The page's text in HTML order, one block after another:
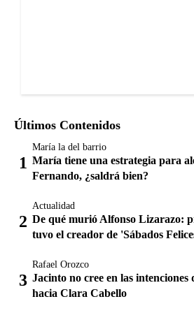
Últimos Contenidos
María la del barrio
María tiene una estrategia para
Fernando, ¿saldrá bien?
Actualidad
De qué murió Alfonso Lizarazo:
tuvo el creador de 'Sábados
Rafael Orozco
Jacinto no cree en las intenciones
hacia Clara Cabello